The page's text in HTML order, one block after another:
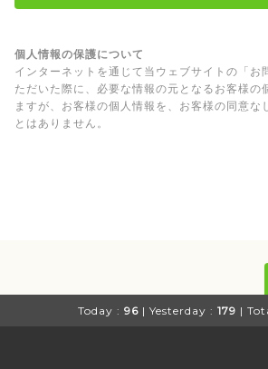
個人情報の保護について
インターネットを通じて当ウェブサイトの「お
ただいた際に、必要な情報の元となるお客様の
ますが、お客様の個人情報を、お客様の同意な
とはありません。
Today : 96 | Yesterday : 179 |